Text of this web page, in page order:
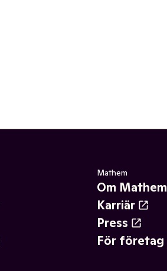
Mathem
Om Mathem
Karriär
Press
För företag